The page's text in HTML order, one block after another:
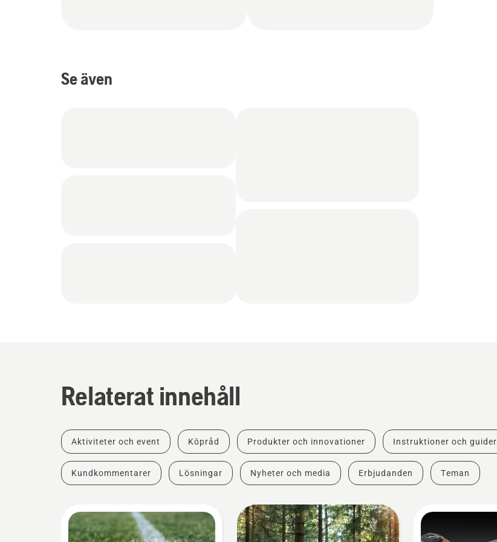
Se även
Relaterat innehåll
Aktiviteter och event Köpråd Produkter och innovationer Instruktioner och guider
Kundkommentarer Lösningar Nyheter och media Erbjudanden Teman